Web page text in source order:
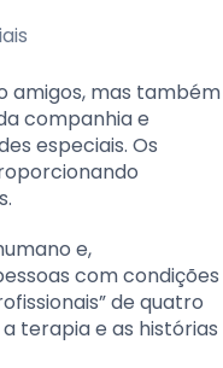
amigos, mas também
companhia e
especiais. Os
e,
com condições
de quatro
terapia e as histórias